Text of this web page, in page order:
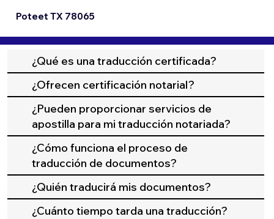
¿Qué es una traducción certificada?
¿Ofrecen certificación notarial?
¿Pueden proporcionar servicios de
apostilla para mi traducción notariada?
¿Cómo funciona el proceso de
traducción de documentos?
¿Quién traducirá mis documentos?
¿Cuánto tiempo tarda una traducción?
Poteet TX 78065